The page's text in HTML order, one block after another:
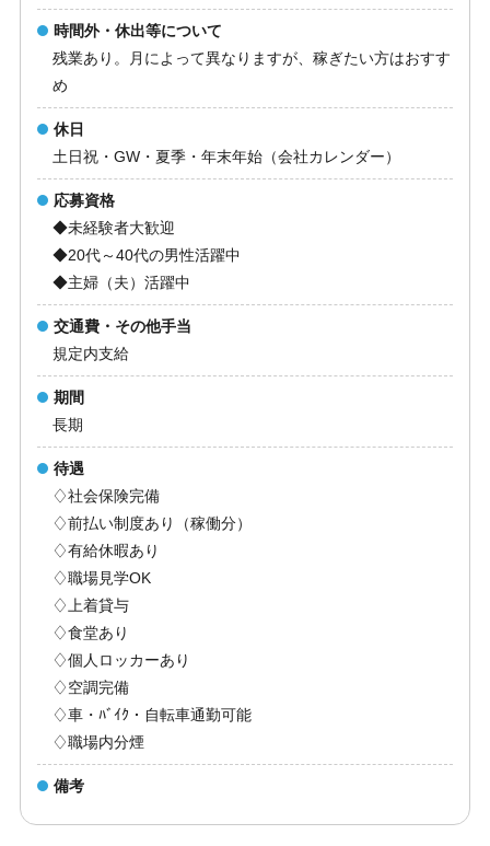
時間外・休出等について
残業あり。月によって異なりますが、稼ぎたい方はおすす
め
休日
土日祝・GW・夏季・年末年始（会社カレンダー）
応募資格
◆未経験者大歓迎
◆20代～40代の男性活躍中
◆主婦（夫）活躍中
交通費・その他手当
規定内支給
期間
長期
待遇
♢社会保険完備
♢前払い制度あり（稼働分）
♢有給休暇あり
♢職場見学OK
♢上着貸与
♢食堂あり
♢個人ロッカーあり
♢空調完備
♢車・ﾊﾞｲｸ・自転車通勤可能
♢職場内分煙
備考